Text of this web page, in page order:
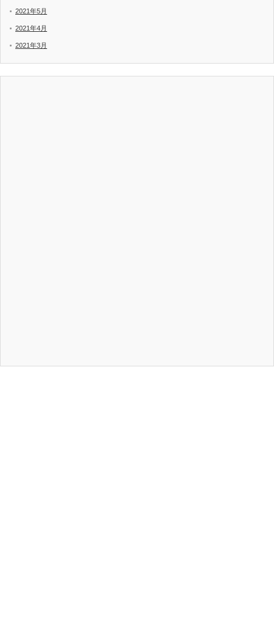
2021年5月
2021年4月
2021年3月